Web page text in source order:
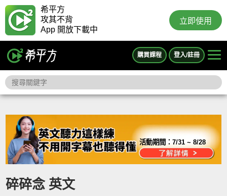
希平方
攻其不背
App 開放下載中
立即使用
購買課程 登入/註冊
活動期間：7/31 ~ 8/28
碎碎念 英文